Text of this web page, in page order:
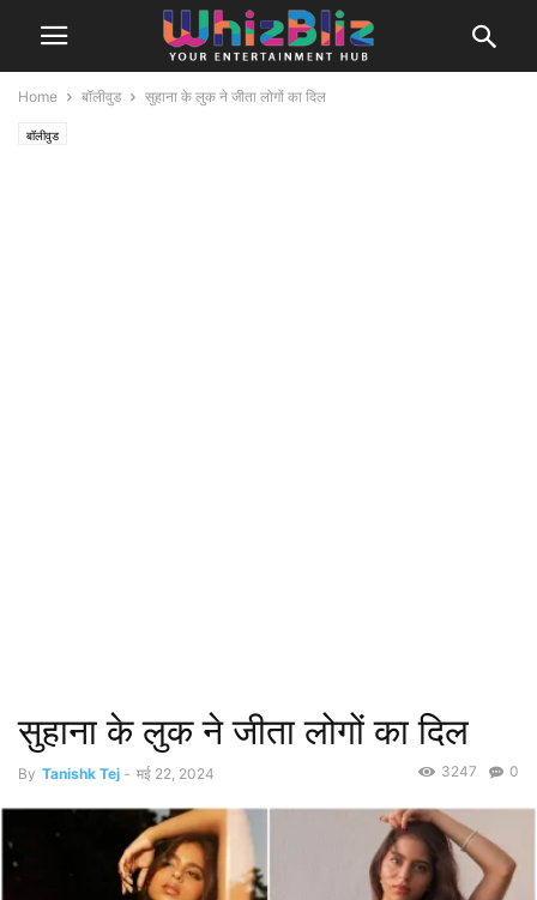
Home बॉलीवुड सुहाना के लुक ने जीता लोगों का दिल
बॉलीवुड
सुहाना के लुक ने जीता लोगों का दिल
By Tanishk Tej - मई 22, 2024 0
3247